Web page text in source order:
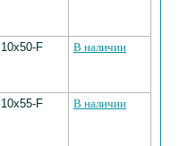
10х50-F В наличии
10х55-F В наличии